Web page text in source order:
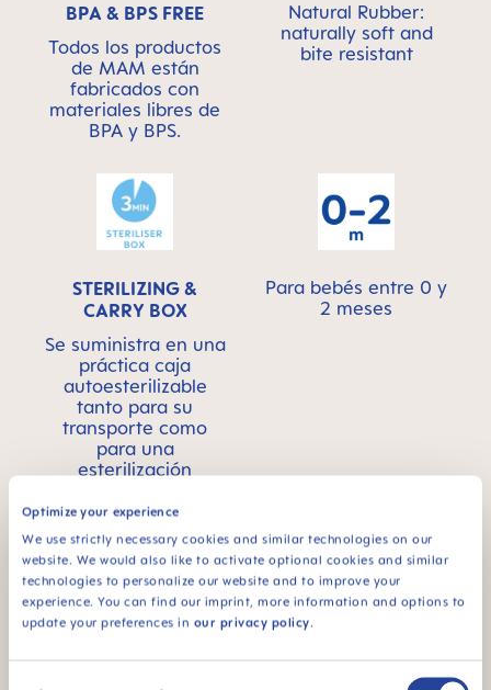
Optimize your experience
We use strictly necessary cookies and similar technologies on our
website. We would also like to activate optional cookies and similar
technologies to personalize our website and to improve your
experience. You can find our imprint, more information and options to
update your preferences in our privacy policy.
Consent
BPA & BPS FREE
Todos los productos
de MAM están
fabricados con
materiales libres de
BPA y BPS.
Natural Rubber:
naturally soft and
bite resistant
STERILIZING &
CARRY BOX
Se suministra en una
práctica caja
autoesterilizable
tanto para su
transporte como
para una
esterilización
el microondas, en tan
sólo 3 minutos.
Para bebés entre 0 y
2 meses
Vídeos de productos